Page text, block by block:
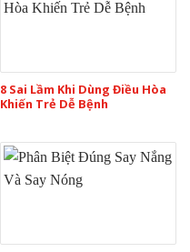
8 Sai Lầm Khi Dùng Điều Hòa
Khiến Trẻ Dễ Bệnh